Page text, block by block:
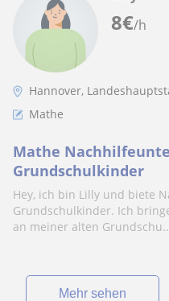
8€/h
Hannover,
Mathe
Mathe
Grundschulkinder
Hey, ich bin Lilly und biete
Grundschulkinder. Ich
an meiner alten
Mehr sehen